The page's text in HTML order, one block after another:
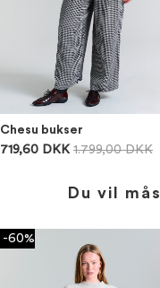
Chesu bukser
719,60 DKK 1.799,00 DKK
Du vil
-60%